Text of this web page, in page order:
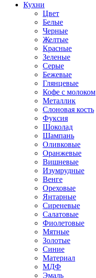
Кухни
Цвет
Белые
Черные
Желтые
Красные
Зеленые
Серые
Бежевые
Глянцевые
Кофе с молоком
Металлик
Слоновая кость
Фуксия
Шоколад
Шампань
Оливковые
Оранжевые
Вишневые
Изумрудные
Венге
Ореховые
Янтарные
Сиреневые
Салатовые
Фиолетовые
Мятные
Золотые
Синие
Материал
МДФ
Эмаль